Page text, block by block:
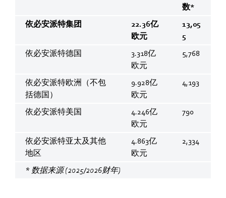
数*
依必安派特集团
22.36亿
欧元
13,05
5
依必安派特德国
3.318亿
欧元
5,768
依必安派特欧洲（不包
括德国）
9.928亿
欧元
4,193
依必安派特美国
4.246亿
欧元
790
依必安派特亚太及其他
地区
4.863亿
欧元
2,334
* 数据来源 (2025/2026财年)